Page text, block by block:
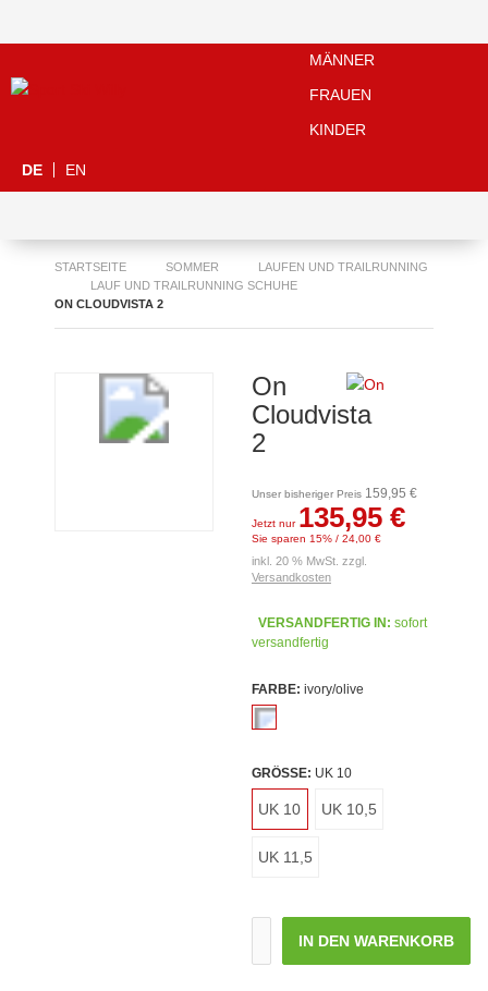
MÄNNER
FRAUEN
KINDER
DE EN
STARTSEITE SOMMER
LAUFEN UND TRAILRUNNING
LAUF UND TRAILRUNNING SCHUHE
ON CLOUDVISTA 2
On
Cloudvista
2
Unser bisheriger Preis 159,95 €
Jetzt nur 135,95 €
Sie sparen 15% / 24,00 €
inkl. 20 % MwSt. zzgl.
Versandkosten
VERSANDFERTIG IN: sofort
versandfertig
FARBE: ivory/olive
GRÖSSE: UK 10
UK 10 UK 10,5
UK 11,5
IN DEN WARENKORB